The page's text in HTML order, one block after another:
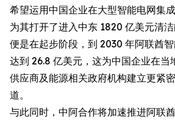
希望运用中国企业在大型智能电网集
为其打开了进入中东 1820 亿美元清
便是在起步阶段，到 2030 年阿联酋
达到 26.8 亿美元，这为中国企业在当
供应商及能源相关政府机构建立更紧
道。
与此同时，中阿合作将加速推进阿联